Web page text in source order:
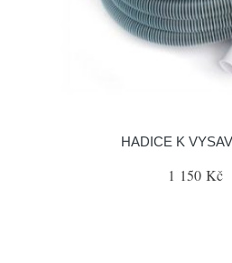
HADICE K
1 150 Kč